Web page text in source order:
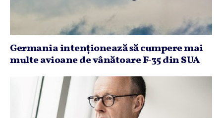
Germania intenţionează să cumpere mai
multe avioane de vânătoare F-35 din SUA